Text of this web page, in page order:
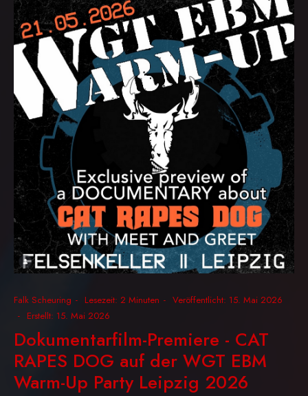
Falk Scheuring Lesezeit: 2 Minuten
Veröffentlicht: 15. Mai 2026
Erstellt: 15. Mai 2026
Dokumentarfilm-Premiere - CAT
RAPES DOG auf der WGT EBM
Warm-Up Party Leipzig 2026